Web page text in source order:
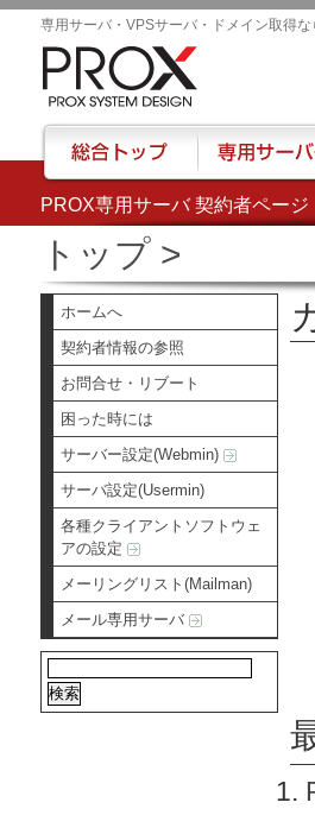
PROX専用サーバ 契約者ページ
専用サーバ・VPSサーバ・ドメイン取得
トップ>
ホームへ
契約者情報の参照
お問合せ・リブート
困った時には
サーバー設定(Webmin)
サーバ設定(Usermin)
各種クライアントソフトウェ
アの設定
メーリングリスト(Mailman)
メール専用サーバ
総合トップ 専用サーバー